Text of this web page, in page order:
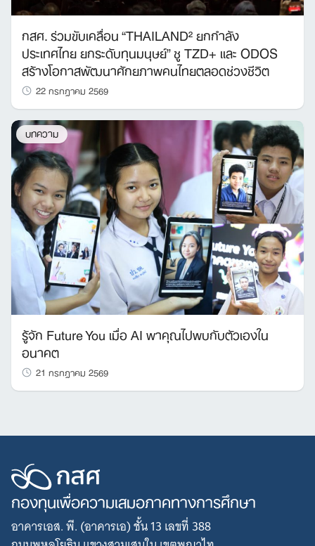
กสศ. ร่วมขับเคลื่อน “THAILAND² ยกกำลัง
ประเทศไทย ยกระดับทุนมนุษย์” ชู TZD+ และ ODOS
สร้างโอกาสพัฒนาศักยภาพคนไทยตลอดช่วงชีวิต
22 กรกฎาคม 2569
บทความ
รู้จัก Future You เมื่อ AI พาคุณไปพบกับตัวเองใน
อนาคต
21 กรกฎาคม 2569
กองทุนเพื่อความเสมอภาคทางการศึกษา
อาคารเอส. พี. (อาคารเอ) ชั้น 13 เลขที่ 388